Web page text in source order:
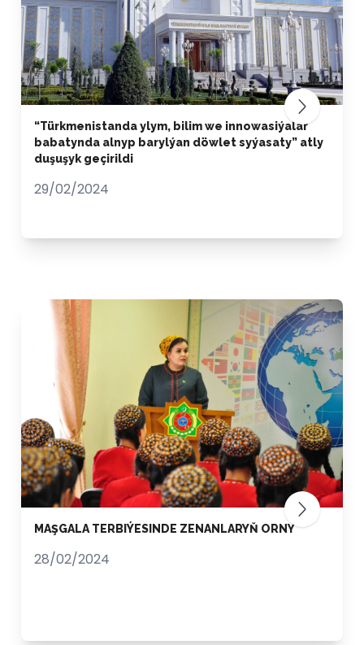
“Türkmenistanda ylym, bilim we innowasiýalar
babatynda alnyp barylýan döwlet syýasaty” atly
duşuşyk geçirildi
29/02/2024
MAŞGALA TERBIÝESINDE ZENANLARYŇ ORNY
28/02/2024